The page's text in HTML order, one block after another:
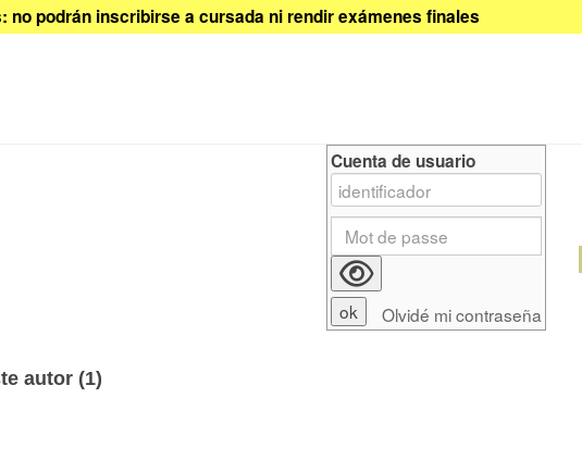
podrán inscribirse a cursada ni rendir exámenes finales
autor (1)
Cuenta de usuario
Olvidé mi contraseña